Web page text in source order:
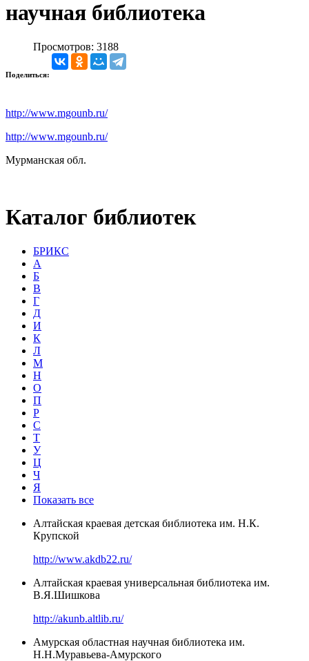
научная библиотека
Просмотров: 3188
Поделиться:
http://www.mgounb.ru/
http://www.mgounb.ru/
Мурманская обл.
Каталог библиотек
БРИКС
А
Б
В
Г
Д
И
К
Л
М
Н
О
П
Р
С
Т
У
Ц
Ч
Я
Показать все
Алтайская краевая детская библиотека им. Н.К.
Крупской
http://www.akdb22.ru/
Алтайская краевая универсальная библиотека им.
В.Я.Шишкова
http://akunb.altlib.ru/
Амурская областная научная библиотека им.
Н.Н.Муравьева-Амурского